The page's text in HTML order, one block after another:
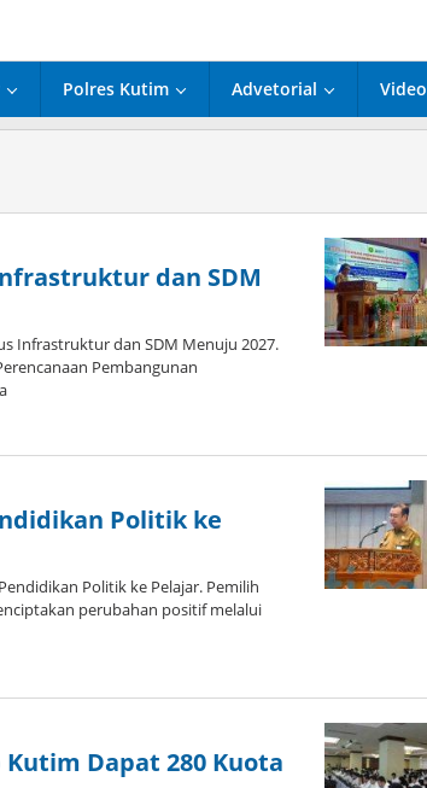
Polres Kutim Advetorial Video
dan SDM
Infrastruktur dan SDM Menuju 2027.
Pembangunan
Politik ke
Politik ke Pelajar. Pemilih
perubahan positif melalui
Kutim Dapat 280 Kuota